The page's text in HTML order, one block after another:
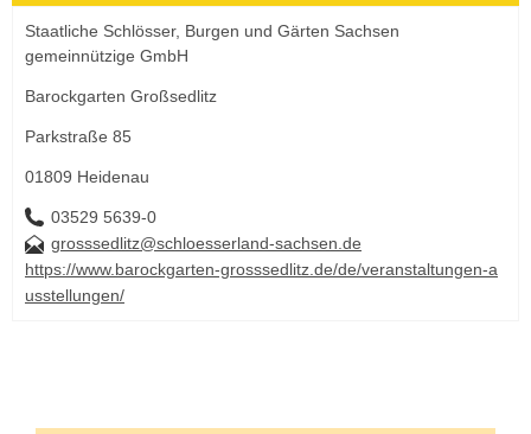
Staatliche Schlösser, Burgen und Gärten Sachsen
gemeinnützige GmbH
Barockgarten Großsedlitz
Parkstraße 85
01809 Heidenau
03529 5639-0
grosssedlitz@schloesserland-sachsen.de
https://www.barockgarten-grosssedlitz.de/de/veranstaltungen-a
usstellungen/